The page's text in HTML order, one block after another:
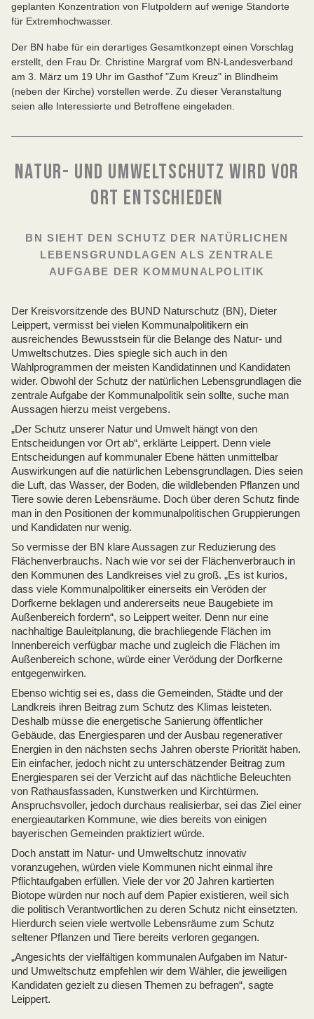
geplanten Konzentration von Flutpoldern auf wenige Standorte
für Extremhochwasser.
Der BN habe für ein derartiges Gesamtkonzept einen Vorschlag
erstellt, den Frau Dr. Christine Margraf vom BN-Landesverband
am 3. März um 19 Uhr im Gasthof "Zum Kreuz" in Blindheim
(neben der Kirche) vorstellen werde. Zu dieser Veranstaltung
seien alle Interessierte und Betroffene eingeladen.
NATUR- UND UMWELTSCHUTZ WIRD VOR
ORT ENTSCHIEDEN
BN SIEHT DEN SCHUTZ DER NATÜRLICHEN
LEBENSGRUNDLAGEN ALS ZENTRALE
AUFGABE DER KOMMUNALPOLITIK
Der Kreisvorsitzende des BUND Naturschutz (BN), Dieter
Leippert, vermisst bei vielen Kommunalpolitikern ein
ausreichendes Bewusstsein für die Belange des Natur- und
Umweltschutzes. Dies spiegle sich auch in den
Wahlprogrammen der meisten Kandidatinnen und Kandidaten
wider. Obwohl der Schutz der natürlichen Lebensgrundlagen die
zentrale Aufgabe der Kommunalpolitik sein sollte, suche man
Aussagen hierzu meist vergebens.
„Der Schutz unserer Natur und Umwelt hängt von den
Entscheidungen vor Ort ab“, erklärte Leippert. Denn viele
Entscheidungen auf kommunaler Ebene hätten unmittelbar
Auswirkungen auf die natürlichen Lebensgrundlagen. Dies seien
die Luft, das Wasser, der Boden, die wildlebenden Pflanzen und
Tiere sowie deren Lebensräume. Doch über deren Schutz finde
man in den Positionen der kommunalpolitischen Gruppierungen
und Kandidaten nur wenig.
So vermisse der BN klare Aussagen zur Reduzierung des
Flächenverbrauchs. Nach wie vor sei der Flächenverbrauch in
den Kommunen des Landkreises viel zu groß. „Es ist kurios,
dass viele Kommunalpolitiker einerseits ein Veröden der
Dorfkerne beklagen und andererseits neue Baugebiete im
Außenbereich fordern“, so Leippert weiter. Denn nur eine
nachhaltige Bauleitplanung, die brachliegende Flächen im
Innenbereich verfügbar mache und zugleich die Flächen im
Außenbereich schone, würde einer Verödung der Dorfkerne
entgegenwirken.
Ebenso wichtig sei es, dass die Gemeinden, Städte und der
Landkreis ihren Beitrag zum Schutz des Klimas leisteten.
Deshalb müsse die energetische Sanierung öffentlicher
Gebäude, das Energiesparen und der Ausbau regenerativer
Energien in den nächsten sechs Jahren oberste Priorität haben.
Ein einfacher, jedoch nicht zu unterschätzender Beitrag zum
Energiesparen sei der Verzicht auf das nächtliche Beleuchten
von Rathausfassaden, Kunstwerken und Kirchtürmen.
Anspruchsvoller, jedoch durchaus realisierbar, sei das Ziel einer
energieautarken Kommune, wie dies bereits von einigen
bayerischen Gemeinden praktiziert würde.
Doch anstatt im Natur- und Umweltschutz innovativ
voranzugehen, würden viele Kommunen nicht einmal ihre
Pflichtaufgaben erfüllen. Viele der vor 20 Jahren kartierten
Biotope würden nur noch auf dem Papier existieren, weil sich
die politisch Verantwortlichen zu deren Schutz nicht einsetzten.
Hierdurch seien viele wertvolle Lebensräume zum Schutz
seltener Pflanzen und Tiere bereits verloren gegangen.
„Angesichts der vielfältigen kommunalen Aufgaben im Natur-
und Umweltschutz empfehlen wir dem Wähler, die jeweiligen
Kandidaten gezielt zu diesen Themen zu befragen“, sagte
Leippert.